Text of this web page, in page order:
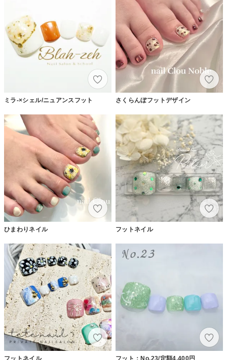
ミラ-×シェル/ニュアンスフット さくらんぼフットデザイン
ひまわりネイル フットネイル
フットネイル フット：No.23/定額4,400円